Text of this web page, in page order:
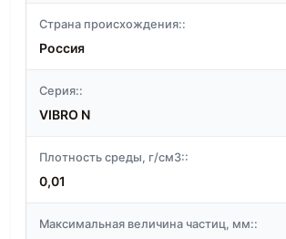
Страна происхождения::
Россия
Серия::
VIBRO N
Плотность среды, г/см3::
0,01
Максимальная величина частиц, мм::